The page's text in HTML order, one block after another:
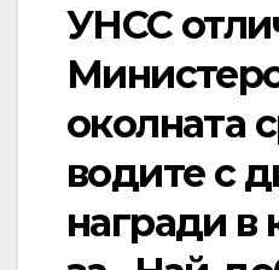
УНСС
околната
водите с
награди в